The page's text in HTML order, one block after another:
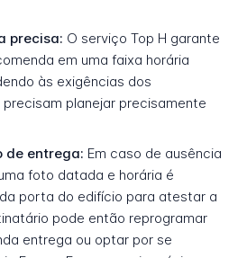
precisa: O serviço Top H garante
em uma faixa horária
às exigências dos
precisam planejar precisamente
de entrega: Em caso de ausência
foto datada e horária é
porta do edifício para atestar a
pode então reprogramar
entrega ou optar por se